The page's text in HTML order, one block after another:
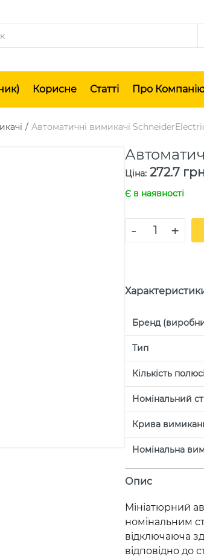
Корисне Статті Про
Автоматичні вимикачі
Ціна: 272.7
Є в наявності
- +
Бренд
Тип
Кількість
Номінальний
Крива
Номінальна
Опис
Мініатюрний
номінальним
відключаюча
відповідно до